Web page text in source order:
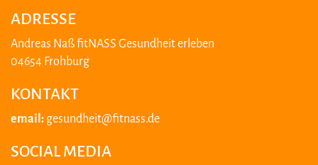
ADRESSE
Andreas Naß fitNASS Gesundheit erleben
04654 Frohburg
KONTAKT
email: gesundheit@fitnass.de
SOCIAL MEDIA